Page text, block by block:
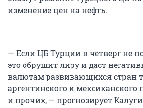
изменение цен на нефть.
— Если ЦБ Турции в четверг не
это обрушит лиру и даст
валютам развивающихся стран
аргентинского и мексиканского
и прочих, — прогнозирует